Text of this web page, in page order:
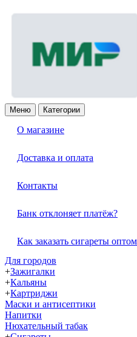
Меню Категории
О магазине
Доставка и оплата
Контакты
Банк отклоняет платёж?
Как заказать сигареты
Для городов
+Зажигалки
+Кальяны
+Картриджи
Маски и антисептики
Напитки
Нюхательный табак